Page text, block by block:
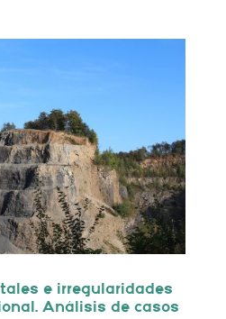
e irregularidades
Análisis de casos